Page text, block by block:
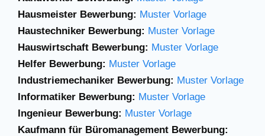
Hausmeister Bewerbung: Muster Vorlage
Haustechniker Bewerbung: Muster Vorlage
Hauswirtschaft Bewerbung: Muster Vorlage
Helfer Bewerbung: Muster Vorlage
Industriemechaniker Bewerbung: Muster Vorlage
Informatiker Bewerbung: Muster Vorlage
Ingenieur Bewerbung: Muster Vorlage
Kaufmann für Büromanagement Bewerbung: